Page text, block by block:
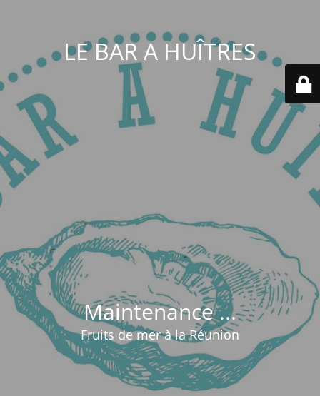
LE BAR A HUÎTRES
Maintenance ...
Fruits de mer à la Réunion